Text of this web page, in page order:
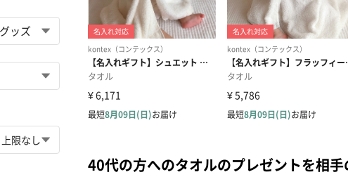
40代の方へのタオルのプレゼントを相